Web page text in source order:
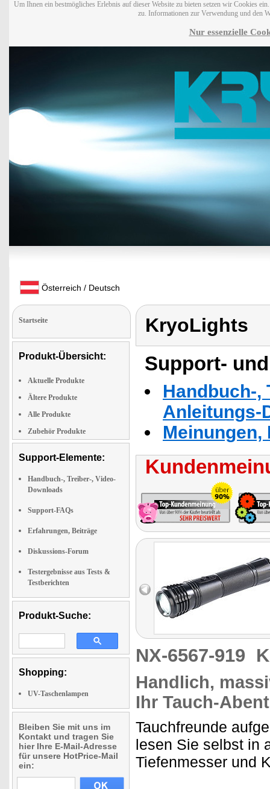
Um Ihnen ein bestmögliches Erlebnis auf dieser Website zu bieten setzen wir Cookies
zu. Informationen zur Verwendung und den
Nur essenzielle
Österreich / Deutsch
Startseite
Produkt-Übersicht:
Aktuelle Produkte
Ältere Produkte
Alle Produkte
Zubehör Produkte
Support-Elemente:
Handbuch-, Treiber-, Video-
Downloads
Support-FAQs
Erfahrungen, Beiträge
Diskussions-Forum
Testergebnisse aus Tests &
Testberichten
Produkt-Suche:
Shopping:
UV-Taschenlampen
Bleiben Sie mit uns im
Kontakt und tragen Sie
hier Ihre E-Mail-Adresse
für unsere HotPrice-Mail
ein:
KryoLights
Support-
Handbuch-,
Anleitungs-
NX-6567-919
Handlich,
Ihr Tauch-
Tauchfreunde
lesen Sie selbst in
Tiefenmesser und